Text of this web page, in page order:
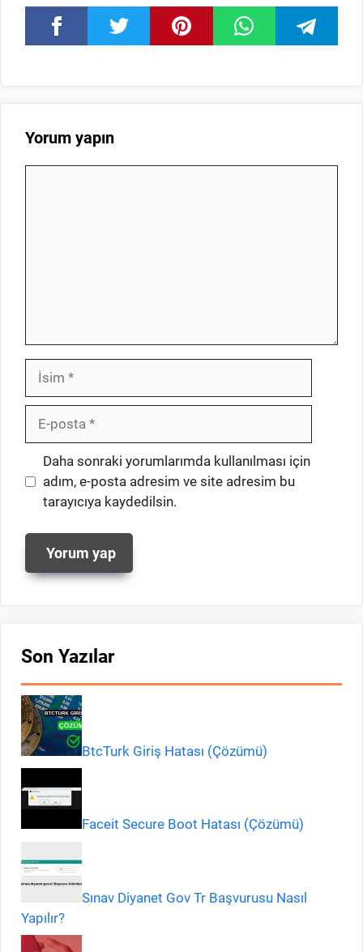
Yorum yapın
İsim
posta
İnternet
sitesi
Daha sonraki yorumlarımda kullanılması için
adım, e-posta adresim ve site adresim bu
tarayıcıya kaydedilsin.
Son Yazılar
BtcTurk Giriş Hatası (Çözümü)
Faceit Secure Boot Hatası (Çözümü)
Sınav Diyanet Gov Tr Başvurusu Nasıl
Yapılır?